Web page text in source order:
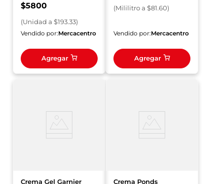
$5800
(Unidad a $193.33)
Vendido por:Mercacentro
Agregar
(Mililitroa $81.60)
Vendido por:Mercacentro
Agregar
Crema Gel Garnier
Crema Ponds